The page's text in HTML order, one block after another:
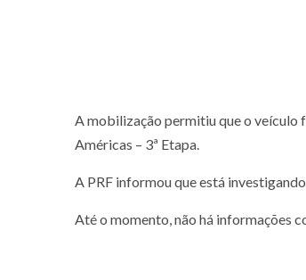
A mobilização permitiu que o veículo
Américas – 3ª Etapa.
A PRF informou que está
Até o momento, não há informações